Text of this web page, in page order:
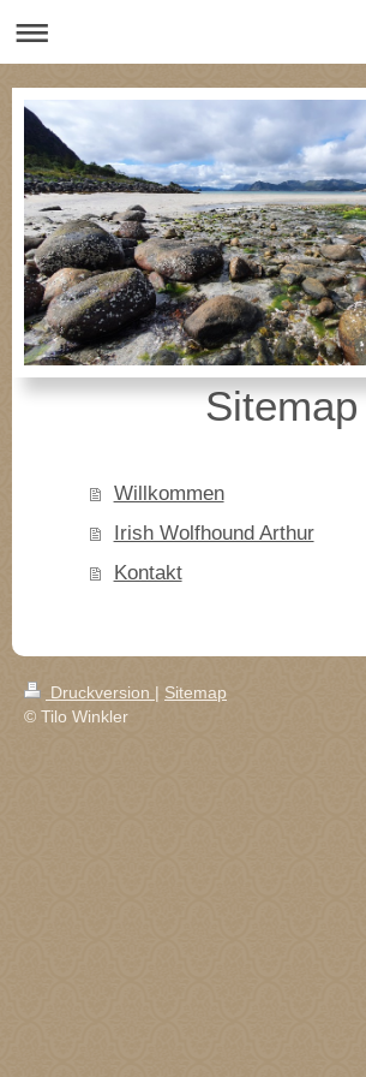
Sitemap
Willkommen
Irish Wolfhound Arthur
Kontakt
Druckversion | Sitemap
© Tilo Winkler